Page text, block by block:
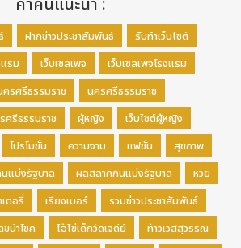
ฝากข่าวประชาสัมพันธ์
รับทำเว็บไซต์
แรม
เว็บเซลเพจ
เว็บเซลเพจโรงแรม
ครศรีธรรมราช
นครศรีธรรมราช
ศรีธรรมราช
ผู้หญิง
เว็บไซต์ผู้หญิง
โปรโมชั่น ความงาม แฟชั่น
สุขภาพ
แบ่งรัฐบาล ผลสลากกินแบ่งรัฐบาล
หวย
ตอรี่ เรียงเบอร์
รวมข่าวประชาสัมพันธ์
ขนำโชค ไอ้ไข่เด็กวัดเจดีย์
ท้าวเวสสุวรรณ